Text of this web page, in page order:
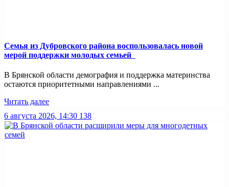
Семья из Дубровского района воспользовалась новой
мерой поддержки молодых семьей
В Брянской области демография и поддержка материнства
остаются приоритетными направлениями ...
Читать далее
6 августа 2026, 14:30 138